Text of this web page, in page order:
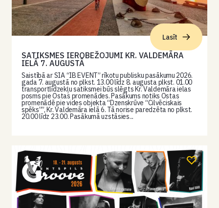
Lasīt
SATIKSMES IEROBEŽOJUMI KR. VALDEMĀRA
IELĀ 7. AUGUSTĀ
Saistībā ar SIA “IB EVENT” rīkotu publisku pasākumu 2026.
gada 7. augustā no plkst. 13.00 līdz 8. augusta plkst. 01.00
transportlīdzekļu satiksmei būs slēgts Kr. Valdemāra ielas
posms pie Ostas promenādes. Pasākums notiks Ostas
promenādē pie vides objekta “Dzenskrūve “Cilvēciskais
spēks””, Kr. Valdemāra ielā 6. Tā norise paredzēta no plkst.
20.00 līdz 23.00. Pasākumā uzstāsies...